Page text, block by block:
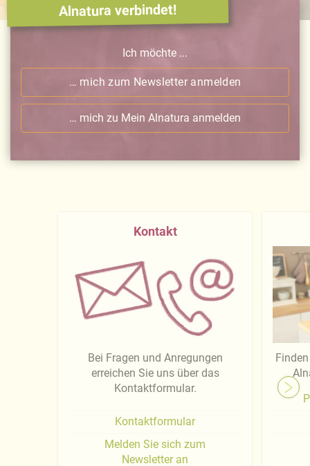
Alnatura verbindet!
Ich möchte ...
… mich zum Newsletter anmelden
… mich zu Mein Alnatura anmelden
Kontakt
Bei Fragen und Anregungen
erreichen Sie uns über das
Kontaktformular.
Kontaktformular
Melden Sie sich zum
Newsletter an